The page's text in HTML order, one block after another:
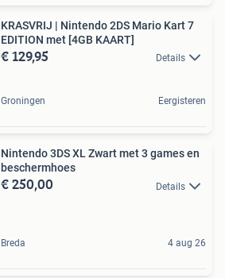
KRASVRIJ | Nintendo 2DS Mario Kart 7
EDITION met [4GB KAART]
€ 129,95 Details
Groningen Eergisteren
Nintendo 3DS XL Zwart met 3 games en
beschermhoes
€ 250,00 Details
Breda 4 aug 26